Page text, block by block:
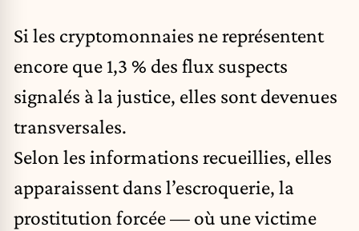
Si les cryptomonnaies ne représentent
encore que 1,3 % des flux suspects
signalés à la justice, elles sont devenues
transversales.
Selon les informations recueillies, elles
apparaissent dans l’escroquerie, la
prostitution forcée — où une victime